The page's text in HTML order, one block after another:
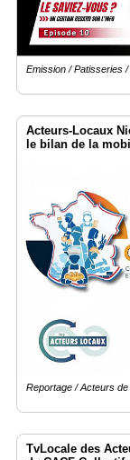
Emission / Patisseries
Acteurs-Locaux
le bilan de la
Reportage / Acteurs
TvLocale des